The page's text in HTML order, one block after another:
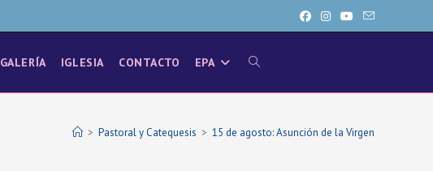
GALERÍA IGLESIA CONTACTO EPA ALTERNAR
> Pastoral y Catequesis > 15 de agosto: Asunción de la Virgen